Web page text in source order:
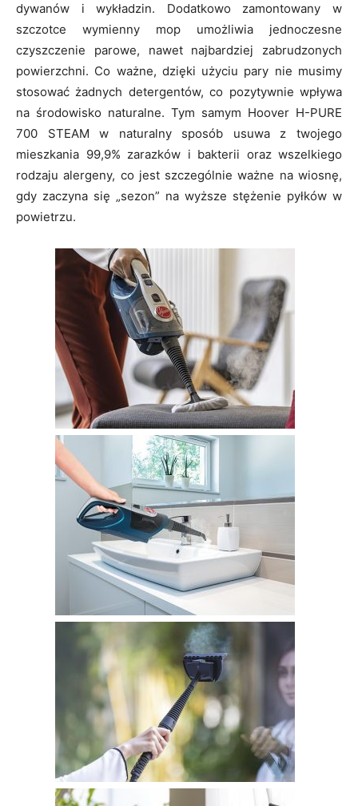
dywanów i wykładzin. Dodatkowo zamontowany w
szczotce wymienny mop umożliwia jednoczesne
czyszczenie parowe, nawet najbardziej zabrudzonych
powierzchni. Co ważne, dzięki użyciu pary nie musimy
stosować żadnych detergentów, co pozytywnie wpływa
na środowisko naturalne. Tym samym Hoover H-PURE
700 STEAM w naturalny sposób usuwa z twojego
mieszkania 99,9% zarazków i bakterii oraz wszelkiego
rodzaju alergeny, co jest szczególnie ważne na wiosnę,
gdy zaczyna się „sezon” na wyższe stężenie pyłków w
powietrzu.